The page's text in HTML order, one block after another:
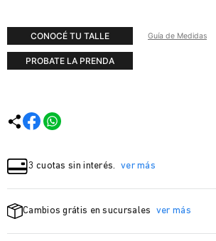
CONOCÉ TU TALLE Guía de Medidas
PROBATE LA PRENDA
3 cuotas sin interés. ver más
Cambios grátis en sucursales ver más